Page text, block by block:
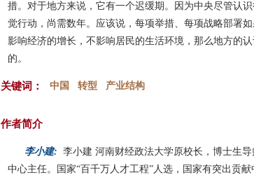
措。对于地方来说，它有一个迟缓期。因为中央尽管认
觉行动，尚需数年。应该说，每项举措、每项战略部署
影响经济的增长，不影响居民的生活环境，那么地方的
的。
关键词： 中国 转型 产业结构
作者简介
李小建: 李小建 河南财经政法大学原校长，博士生
中心主任。国家“百千万人才工程”人选，国家有突出贡